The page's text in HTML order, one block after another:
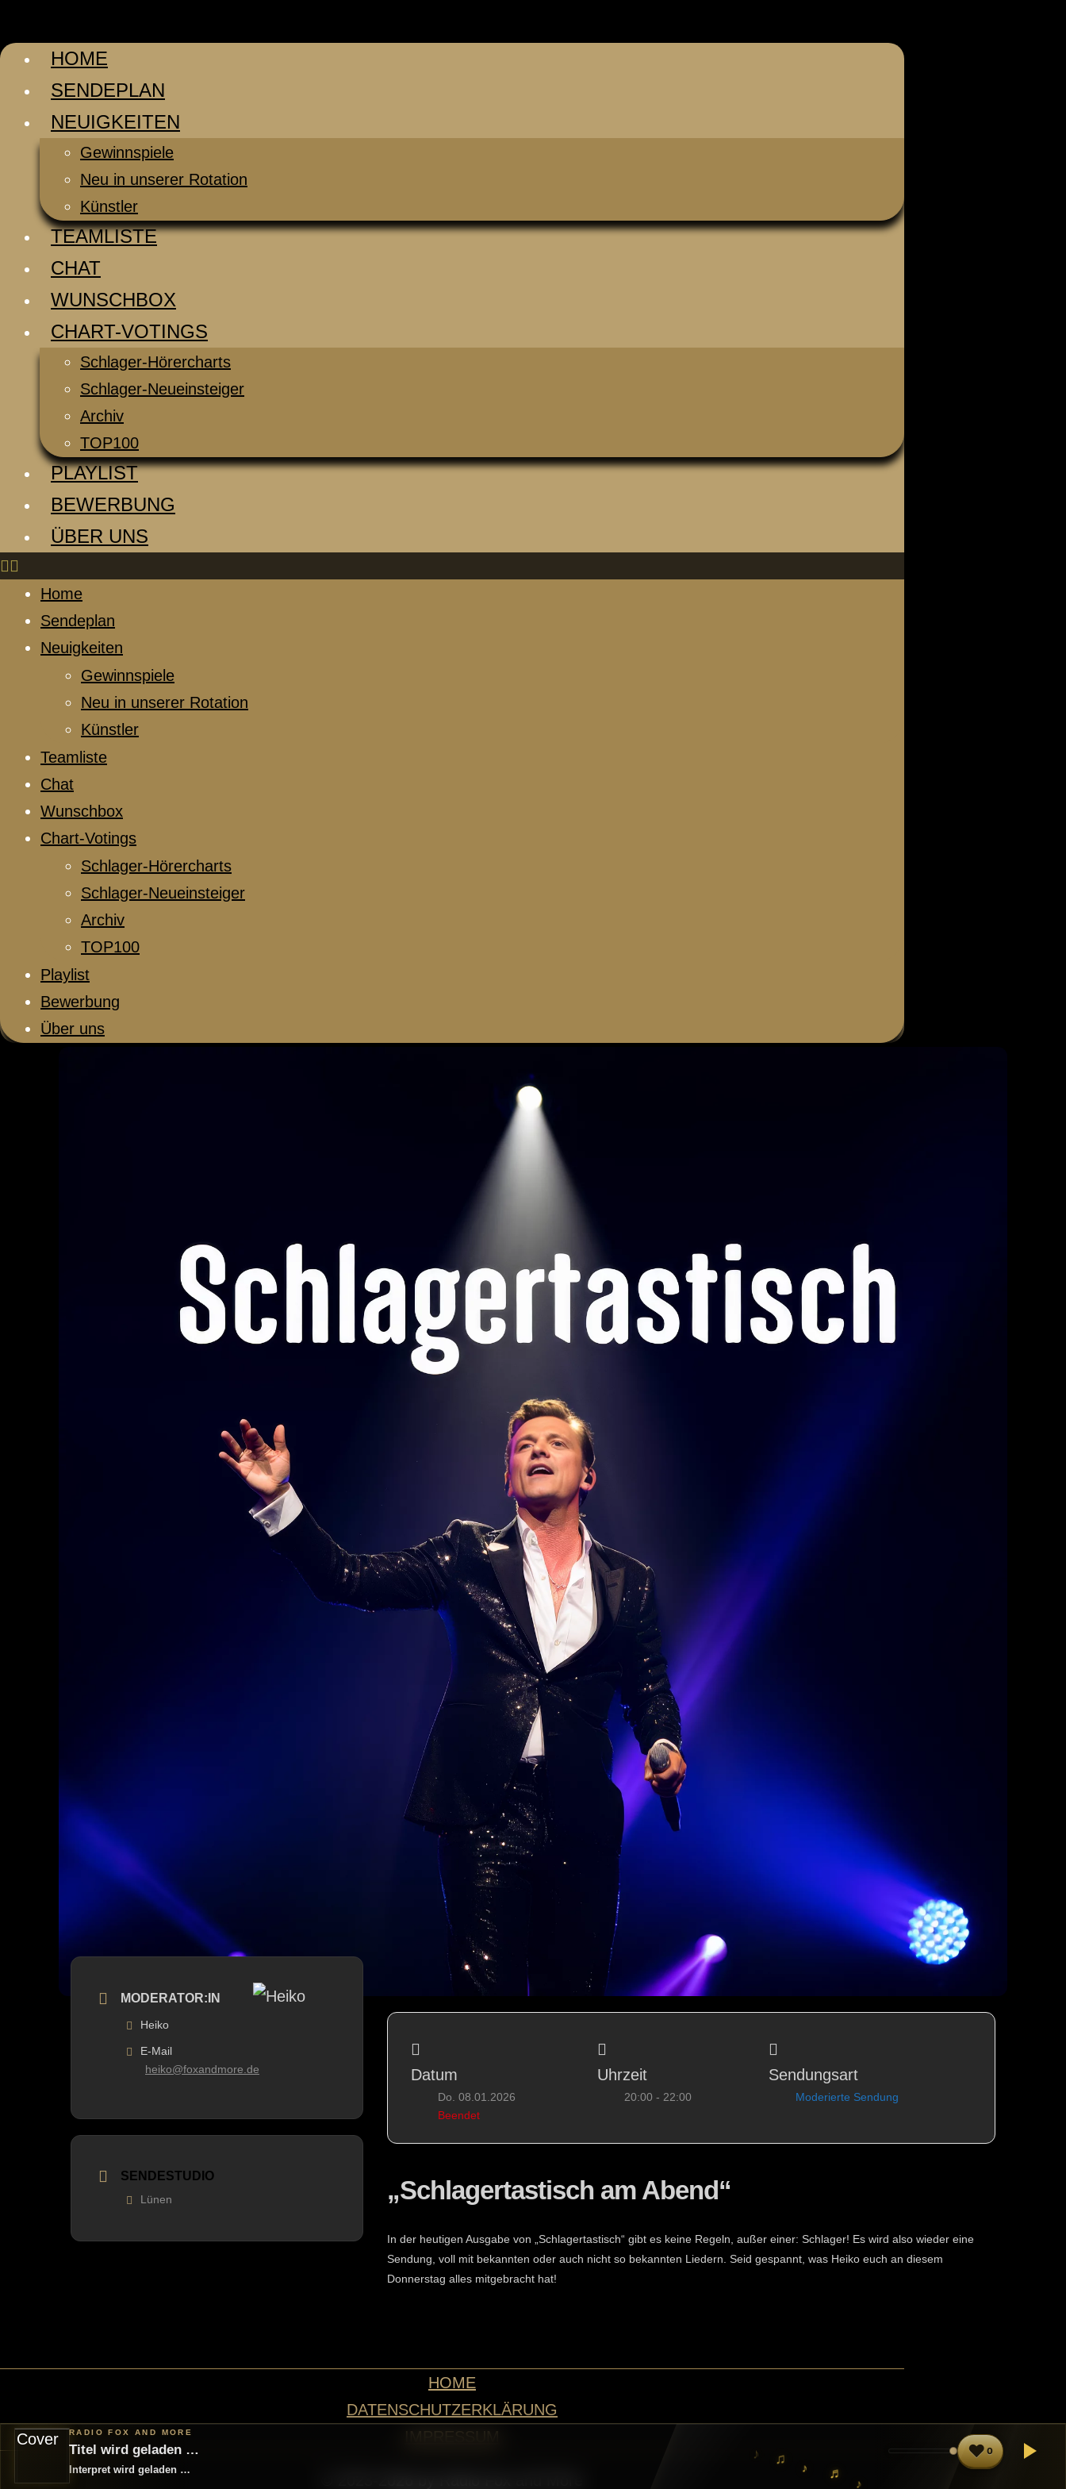
HOME
SENDEPLAN
NEUIGKEITEN
Gewinnspiele
Neu in unserer Rotation
Künstler
TEAMLISTE
CHAT
WUNSCHBOX
CHART-VOTINGS
Schlager-Hörercharts
Schlager-Neueinsteiger
Archiv
TOP100
PLAYLIST
BEWERBUNG
ÜBER UNS
Home
Sendeplan
Neuigkeiten
Gewinnspiele
Neu in unserer Rotation
Künstler
Teamliste
Chat
Wunschbox
Chart-Votings
Schlager-Hörercharts
Schlager-Neueinsteiger
Archiv
TOP100
Playlist
Bewerbung
Über uns
MODERATOR:IN
Heiko
E-Mail
heiko@foxandmore.de
SENDESTUDIO
Lünen
Datum
Do. 08.01.2026
Beendet
Uhrzeit
20:00 - 22:00
Sendungsart
Moderierte Sendung
„Schlagertastisch am Abend“
In der heutigen Ausgabe von „Schlagertastisch“ gibt es keine Regeln, außer einer: Schlager! Es wird also wieder eine
Sendung, voll mit bekannten oder auch nicht so bekannten Liedern. Seid gespannt, was Heiko euch an diesem
Donnerstag alles mitgebracht hat!
HOME
DATENSCHUTZERKLÄRUNG
RADIO FOX AND MORE
Titel wird geladen …
Interpret wird geladen …
♪ ♫
♪ ♬
♥0